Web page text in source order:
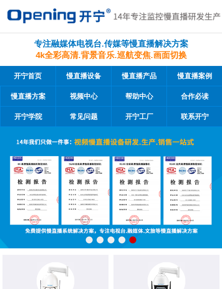
专注融媒体电视台.传媒等慢直播解决方案
4k全彩高清.背景音乐.巡航变焦.画面切换
开宁首页 慢直播设备 慢直播产品 慢直播案例
慢直播方案 视频中心 帮助中心 合作必读
开宁学院 常见问题 开宁工厂 联系开宁